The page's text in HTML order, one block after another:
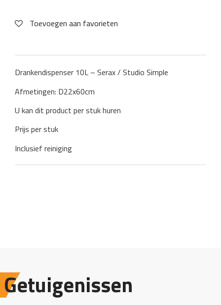
Toevoegen aan favorieten
Drankendispenser 10L – Serax / Studio Simple
Afmetingen: D22x60cm
U kan dit product per stuk huren
Prijs per stuk
Inclusief reiniging
Getuigenissen